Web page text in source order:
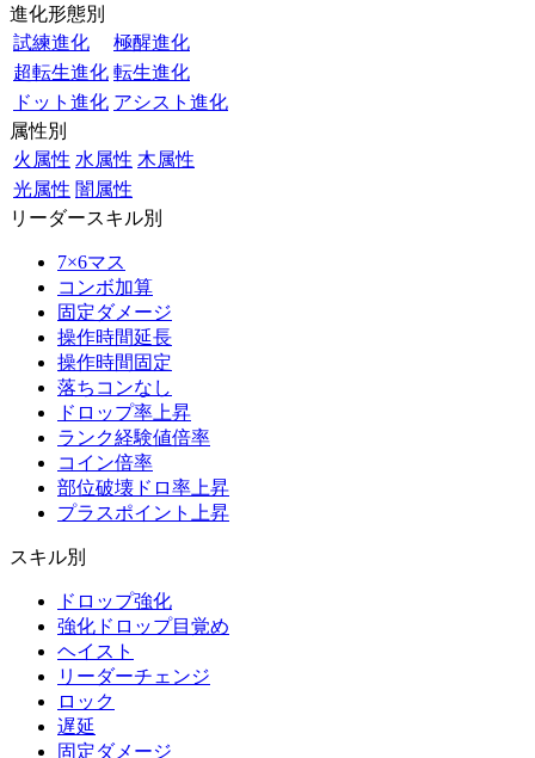
進化形態別
試練進化
極醒進化
超転生進化 転生進化
ドット進化 アシスト進化
属性別
火属性 水属性 木属性
光属性 闇属性
リーダースキル別
7×6マス
コンボ加算
固定ダメージ
操作時間延長
操作時間固定
落ちコンなし
ドロップ率上昇
ランク経験値倍率
コイン倍率
部位破壊ドロ率上昇
プラスポイント上昇
スキル別
ドロップ強化
強化ドロップ目覚め
ヘイスト
リーダーチェンジ
ロック
遅延
固定ダメージ